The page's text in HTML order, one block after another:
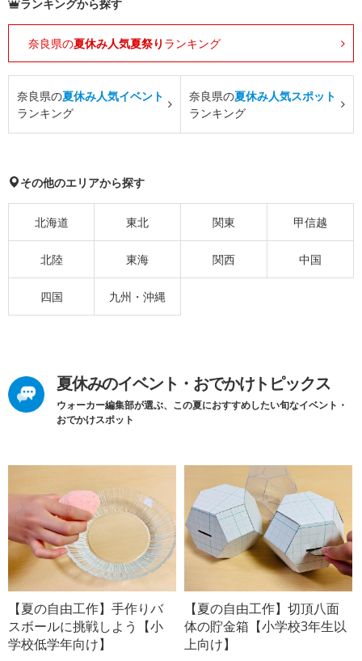
ランキングから探す
奈良県の夏休み人気夏祭り ランキング
奈良県の夏休み人気イベント
ランキング
奈良県の夏休み人気スポット
ランキング
その他のエリアから探す
北海道 東北 関東 甲信越
北陸 東海 関西 中国
四国 九州・沖縄
夏休みのイベント・おでかけトピックス
ウォーカー編集部が選ぶ、この夏におすすめしたい旬なイベント・
おでかけスポット
【夏の自由工作】手作りバ
スボールに挑戦しよう【小
学校低学年向け】
【夏の自由工作】切頂八面
体の貯金箱【小学校3年生以
上向け】